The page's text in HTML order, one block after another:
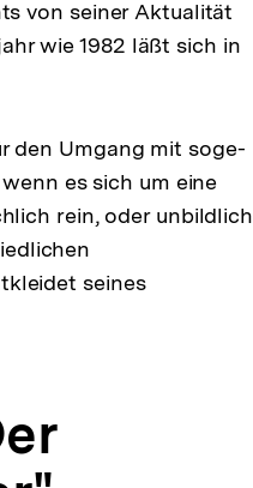
von seiner Aktualität
wie 1982 läßt sich in
den Umgang mit soge-
es sich um eine
rein, oder unbildlich
seines